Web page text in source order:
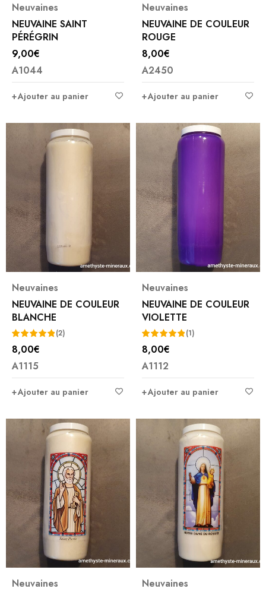
Neuvaines
NEUVAINE SAINT
PÉRÉGRIN
9,00€
A1044
Ajouter au panier
Neuvaines
NEUVAINE DE COULEUR
ROUGE
8,00€
A2450
Ajouter au panier
Neuvaines
NEUVAINE DE COULEUR
BLANCHE
Note5.00
sur 5
(2)
8,00€
A1115
Ajouter au panier
Neuvaines
NEUVAINE DE COULEUR
VIOLETTE
Note5.00
sur 5
(1)
8,00€
A1112
Ajouter au panier
Neuvaines
Neuvaines